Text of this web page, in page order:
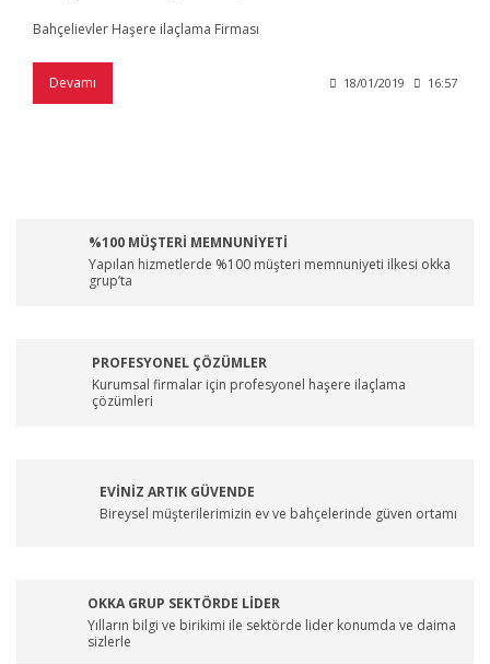
Bahçelievler Haşere ilaçlama Firması
Devamı 18/01/2019 16:57
%100 MÜŞTERİ MEMNUNİYETİ
Yapılan hizmetlerde %100 müşteri memnuniyeti ilkesi okka
grup’ta
PROFESYONEL ÇÖZÜMLER
Kurumsal firmalar için profesyonel haşere ilaçlama
çözümleri
EVİNİZ ARTIK GÜVENDE
Bireysel müşterilerimizin ev ve bahçelerinde güven ortamı
OKKA GRUP SEKTÖRDE LİDER
Yılların bilgi ve birikimi ile sektörde lider konumda ve daima
sizlerle